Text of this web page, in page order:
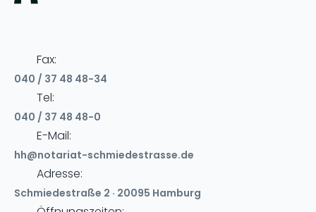
Tel:
040 / 37 48 48-0
E-Mail:
hh@notariat-schmiedestrasse.de
Fax:
040 / 37 48 48-34
Adresse:
Schmiedestraße 2 · 20095 Hamburg